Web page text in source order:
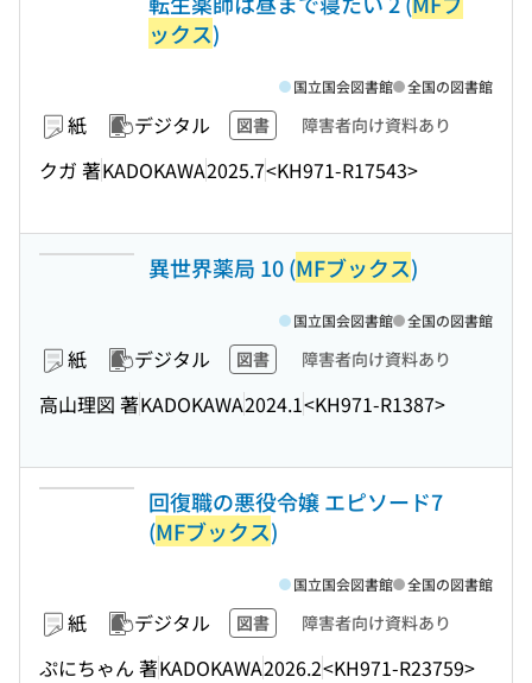
ックス)
紙 デジタル 図書 障害者向け資料あり
クガ 著KADOKAWA2025.7<KH971-R17543>
国立国会図書館 全国の図書館
異世界薬局 10 (MFブックス)
紙 デジタル 図書 障害者向け資料あり
高山理図 著KADOKAWA2024.1<KH971-R1387>
国立国会図書館 全国の図書館
回復職の悪役令嬢 エピソード7
(MFブックス)
紙 デジタル 図書 障害者向け資料あり
ぷにちゃん 著KADOKAWA2026.2<KH971-R23759>
国立国会図書館 全国の図書館